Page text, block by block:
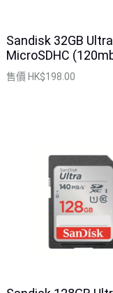
Sandisk 32GB Ultra
MicroSDHC
售價 HK$198.00